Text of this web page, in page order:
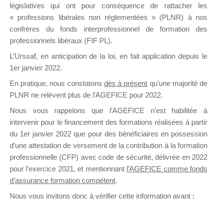
DE
il y a 10 heures
formation. Il accueille également les Conseillers
législatives qui ont pour conséquence de rattacher les
« professions libérales non réglementées » (PLNR) à nos
confrères du fonds interprofessionnel de formation des
professionnels libéraux (FIF PL).
L’Urssaf, en anticipation de la loi, en fait application depuis le
1er janvier 2022.
En pratique, nous constatons dès à présent qu’une majorité de
PLNR ne relèvent plus de l’AGEFICE pour 2022.
Nous vous rappelons que l’AGEFICE n’est habilitée à
intervenir pour le financement des formations réalisées à partir
du 1er janvier 2022 que pour des bénéficiaires en possession
d’une attestation de versement de la contribution à la formation
professionnelle (CFP) avec code de sécurité, délivrée en 2022
pour l’exercice 2021, et mentionnant l’AGEFICE comme fonds
d’assurance formation compétent.
Nous vous invitons donc à vérifier cette information avant :